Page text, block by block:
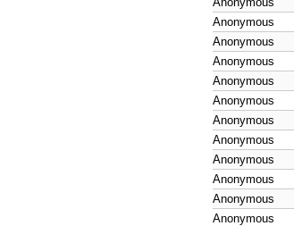
Anonymous
Anonymous
Anonymous
Anonymous
Anonymous
Anonymous
Anonymous
Anonymous
Anonymous
Anonymous
Anonymous